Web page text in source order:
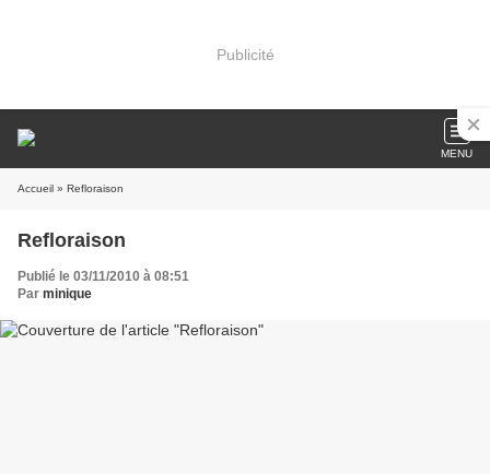
Publicité
MENU
Accueil » Refloraison
Refloraison
Publié le 03/11/2010 à 08:51
Par minique